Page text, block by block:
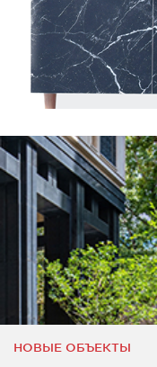
НОВЫЕ ОБЪЕКТЫ